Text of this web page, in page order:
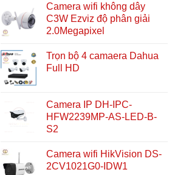
Camera wifi không dây
C3W Ezviz độ phân giải
2.0Megapixel
Trọn bộ 4 camaera Dahua
Full HD
Camera IP DH-IPC-
HFW2239MP-AS-LED-B-
S2
Camera wifi HikVision DS-
2CV1021G0-IDW1